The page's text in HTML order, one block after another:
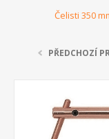
Čelisti 350
PŘEDCHOZÍ